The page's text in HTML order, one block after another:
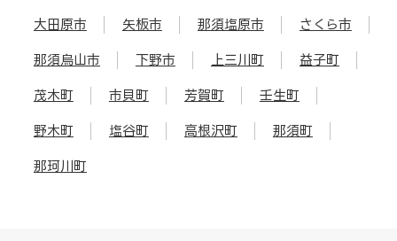
大田原市 矢板市 那須塩原市 さくら市
那須烏山市 下野市 上三川町 益子町
茂木町 市貝町 芳賀町 壬生町
野木町 塩谷町 高根沢町 那須町
那珂川町